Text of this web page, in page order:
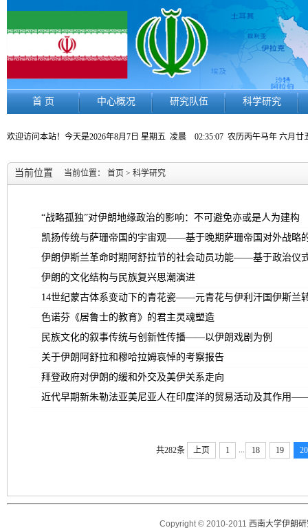
首 页 中心概况 研究队伍 科学研究
欢迎访问本站！今天是2026年8月7日 星期五 凌晨 02:35:07 农历丙午马年 六月
当前位置 当前位置： 首页 > 科学研究
“战略孤独”对伊朗地缘政治的影响：不可避免亦或是人为建构
凯扬传统与萨珊帝国的宇宙观——基于晚期萨珊帝国对外战略
伊朗伊斯兰革命时期阿舒拉节的社会动员功能——基于政治仪
伊朗的文化结构与民族复兴思潮演进
14世纪蒙古体系变动下的青花瓷——元青花与伊利汗国伊斯兰
色诺芬《居鲁士的教育》的君主灵魂塑造
民族文化的叙事传统与创新性传播——以伊朗戏剧为例
关于伊朗阿舒拉和穆哈拉姆哀悼的考察报告
拜登政府对伊朗的缓和外交及美伊关系走向
近代早期新朱勒法亚美尼亚人在印度洋的贸易活动及其作用
共282条 上页 1 ... 18 19 20
Copyright © 2010-2011 西南大学伊朗